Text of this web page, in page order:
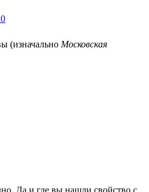
(изначально Московская
Да и где вы нашли свойство с